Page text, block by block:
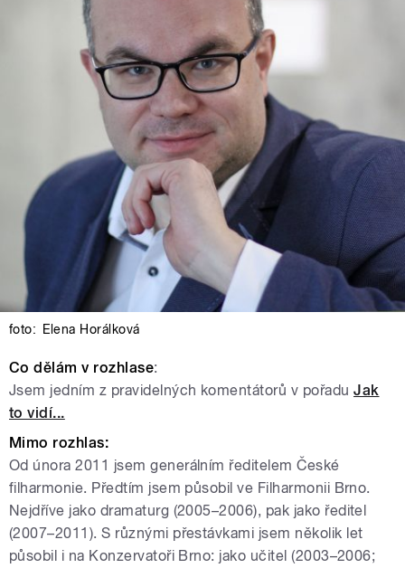
foto: Elena Horálková
Co dělám v rozhlase:
Jsem jedním z pravidelných komentátorů v pořaduJak
to vidí...
Mimo rozhlas:
Od února 2011 jsem generálním ředitelem České
filharmonie. Předtím jsem působil ve Filharmonii Brno.
Nejdříve jako dramaturg (2005–2006), pak jako ředitel
(2007–2011). S různými přestávkami jsem několik let
působil i na Konzervatoři Brno: jako učitel (2003–2006;